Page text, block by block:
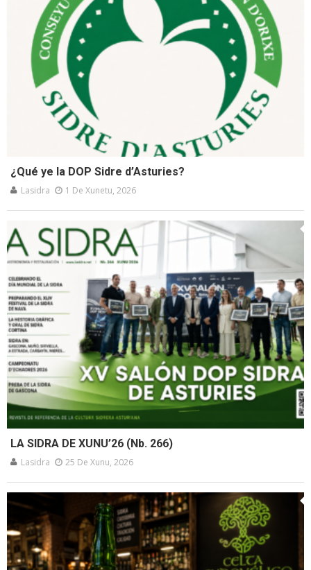
¿Qué ye la DOP Sidre d’Asturies?
Lasidra 1 De Xunetu, 2026
LA SIDRA DE XUNU’26 (Nb. 266)
Lasidra 25 De Xunu, 2026